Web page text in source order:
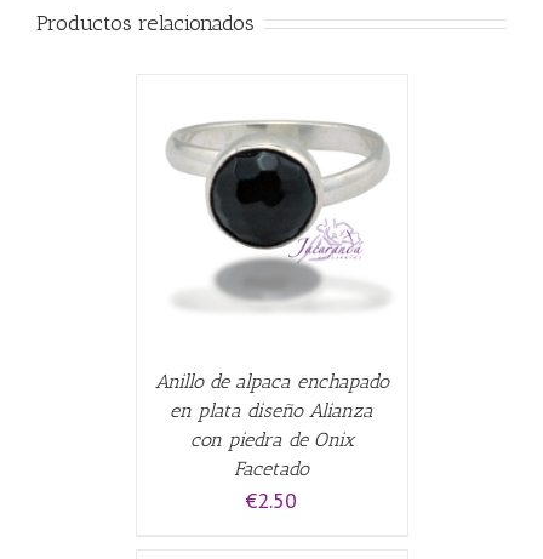
Productos relacionados
Anillo de alpaca enchapado
en plata diseño Alianza
con piedra de Onix
Facetado
€2.50